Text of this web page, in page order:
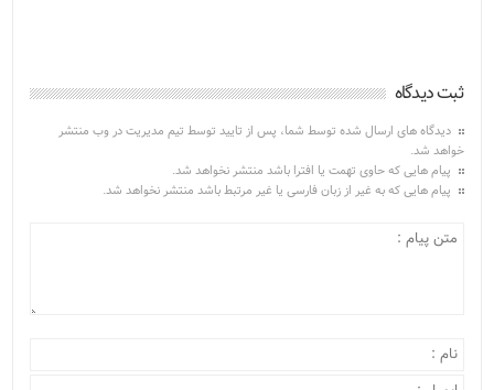
ثبت دیدگاه
دیدگاه های ارسال شده توسط شما، پس از تایید توسط تیم مدیریت در وب منتشر
خواهد شد.
پیام هایی که حاوی تهمت یا افترا باشد منتشر نخواهد شد.
پیام هایی که به غیر از زبان فارسی یا غیر مرتبط باشد منتشر نخواهد شد.